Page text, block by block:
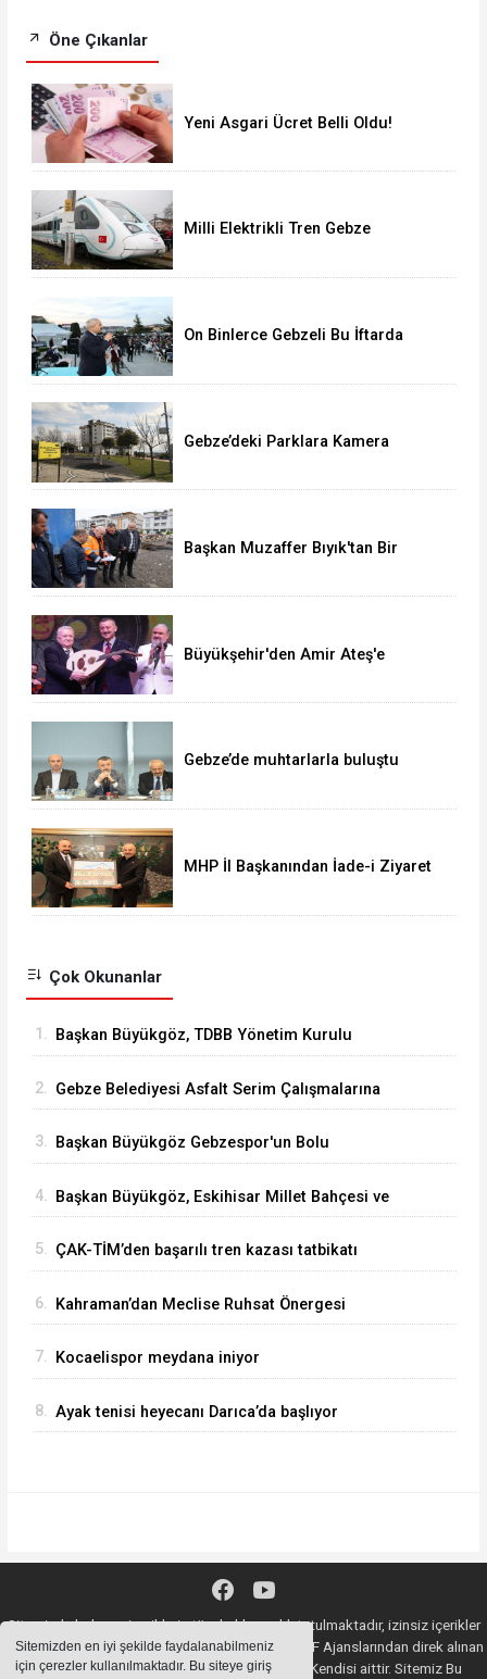
Sitemizden en iyi şekilde faydalanabilmeniz
için çerezler kullanılmaktadır. Bu siteye giriş
Öne Çıkanlar
Yeni Asgari Ücret Belli Oldu!
Milli Elektrikli Tren Gebze
On Binlerce Gebzeli Bu İftarda
Gebze’deki Parklara Kamera
Başkan Muzaffer Bıyık'tan Bir
Büyükşehir'den Amir Ateş'e
Gebze’de muhtarlarla buluştu
MHP İl Başkanından İade-i Ziyaret
Çok Okunanlar
1. Başkan Büyükgöz, TDBB Yönetim Kurulu
2. Gebze Belediyesi Asfalt Serim Çalışmalarına
3. Başkan Büyükgöz Gebzespor'un Bolu
4. Başkan Büyükgöz, Eskihisar Millet Bahçesi ve
5. ÇAK-TİM’den başarılı tren kazası tatbikatı
6. Kahraman’dan Meclise Ruhsat Önergesi
7. Kocaelispor meydana iniyor
8. Ayak tenisi heyecanı Darıca’da başlıyor
Sitemizde bulunan içeriklerin tüm hakları saklı tutulmaktadır, izinsiz içerikler
kullanılamaz. Copyright 2020© AA, İHA, DHA, İGF Ajanslarından direk alınan
haberlerin YASAL SORUMLULUĞU Ajansların Kendisi aittir. Sitemiz Bu